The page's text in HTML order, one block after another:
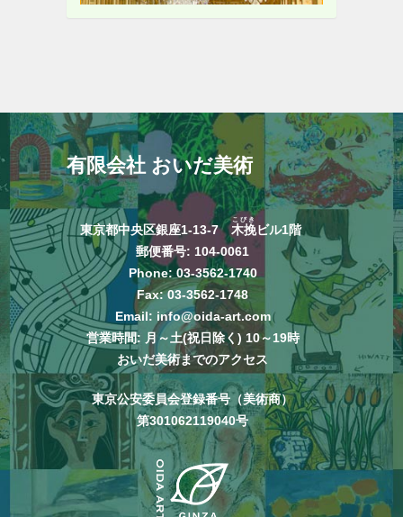
有限会社 おいだ美術
東京都中央区銀座1-13-7木挽
こびき
ビル1階
郵便番号: 104-0061
Phone: 03-3562-1740
Fax: 03-3562-1748
Email: info@oida-art.com
営業時間: 月～土(祝日除く) 10～19時
おいだ美術までのアクセス
東京公安委員会登録番号（美術商）
第301062119040号